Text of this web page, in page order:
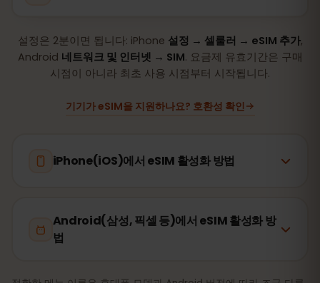
설정은 2분이면 됩니다: iPhone 설정 → 셀룰러 → eSIM 추가,
Android 네트워크 및 인터넷 → SIM. 요금제 유효기간은 구매
시점이 아니라 최초 사용 시점부터 시작됩니다.
기기가 eSIM을 지원하나요? 호환성 확인
iPhone(iOS)에서 eSIM 활성화 방법
Android(삼성, 픽셀 등)에서 eSIM 활성화 방
법